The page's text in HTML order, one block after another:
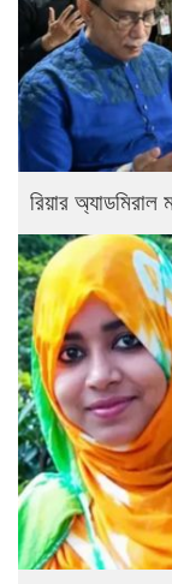
রিয়ার অ্যাডমিরাল